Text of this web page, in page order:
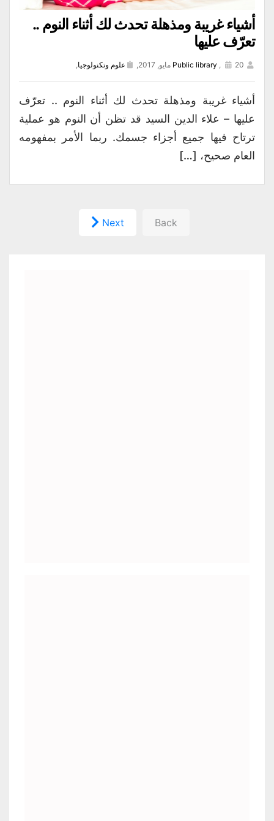
أشياء غريبة ومذهلة تحدث لك أثناء النوم ..
تعرّف عليها
Public library , 20 مايو, 2017, علوم وتكنولوجيا,
أشياء غريبة ومذهلة تحدث لك أثناء النوم .. تعرّف
عليها – علاء الدين السيد قد تظن أن النوم هو عملية
ترتاح فيها جميع أجزاء جسمك. ربما الأمر بمفهومه
العام صحيح، […]
Back
Next